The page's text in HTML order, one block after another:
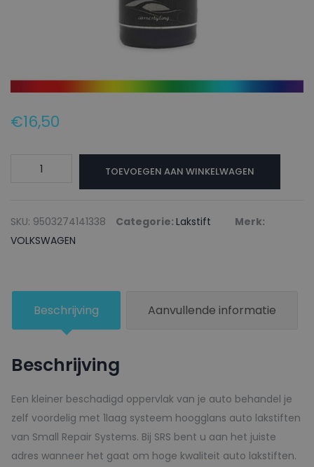
€16,50
VOLKSWAGEN
PLATINUM
GRAY
20ml
aantal
TOEVOEGEN AAN WINKELWAGEN
SKU: 9503274141338 Categorie: Lakstift
Merk:
VOLKSWAGEN
Beschrijving Aanvullende informatie
Beschrijving
Een kleiner beschadigd oppervlak van je auto behandel je
zelf voordelig met 1laag systeem hoogglans auto lakstiften
van Small Repair Systems. Bij SRS bent u aan het juiste
adres wanneer het gaat om hoge kwaliteit auto lakstiften.